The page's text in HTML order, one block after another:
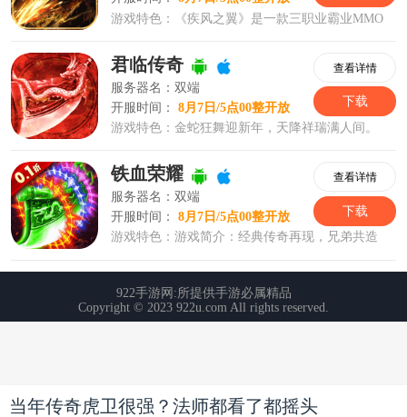
当年传奇虎卫很强？法师都看了都摇头